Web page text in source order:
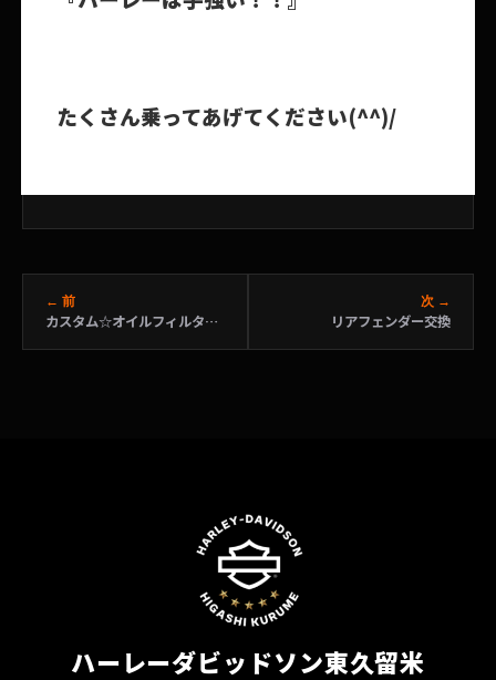
たくさん乗ってあげてください(^^)/
← 前
カスタム☆オイルフィルター☆スタビライザー
次 →
リアフェンダー交換
ハーレーダビッドソン東久留米